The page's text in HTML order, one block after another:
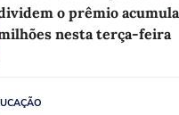
o prêmio
nesta terça-feira